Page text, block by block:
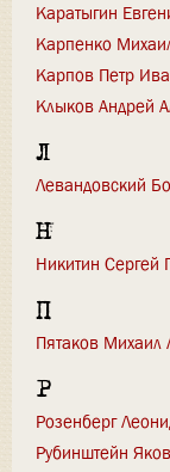
Каратыгин
Карпенко
Карпов Петр
Клыков Андрей
Л
Левандовский
Н
Никитин Сергей
П
Пятаков
Р
Розенберг
Рубинштейн